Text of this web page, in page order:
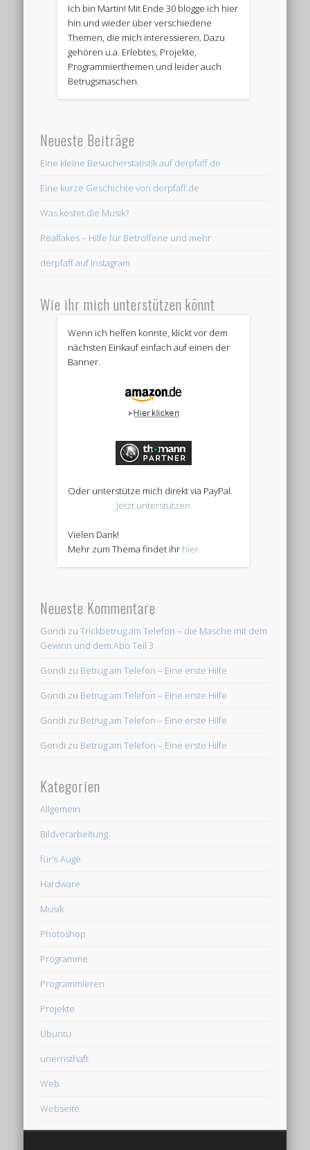
Ich bin Martin! Mit Ende 30 blogge ich hier
hin und wieder über verschiedene
Themen, die mich interessieren. Dazu
gehören u.a. Erlebtes, Projekte,
Programmierthemen und leider auch
Betrugsmaschen.
Neueste Beiträge
Eine kleine Besucherstatistik auf derpfaff.de
Eine kurze Geschichte von derpfaff.de
Was kostet die Musik?
Realfakes – Hilfe für Betroffene und mehr
derpfaff auf Instagram
Wie ihr mich unterstützen könnt
Wenn ich helfen konnte, klickt vor dem
nächsten Einkauf einfach auf einen der
Banner.
Oder unterstütze mich direkt via PayPal.
Jetzt unterstützen
Vielen Dank!
Mehr zum Thema findet ihr hier.
Neueste Kommentare
Gondi zuTrickbetrug am Telefon – die Masche mit dem
Gewinn und dem Abo Teil 3
Gondi zu Betrug am Telefon – Eine erste Hilfe
Gondi zu Betrug am Telefon – Eine erste Hilfe
Gondi zu Betrug am Telefon – Eine erste Hilfe
Gondi zu Betrug am Telefon – Eine erste Hilfe
Kategorien
Allgemein
Bildverarbeitung
für's Auge
Hardware
Musik
Photoshop
Programme
Programmieren
Projekte
Ubuntu
unernsthaft
Web
Webseite